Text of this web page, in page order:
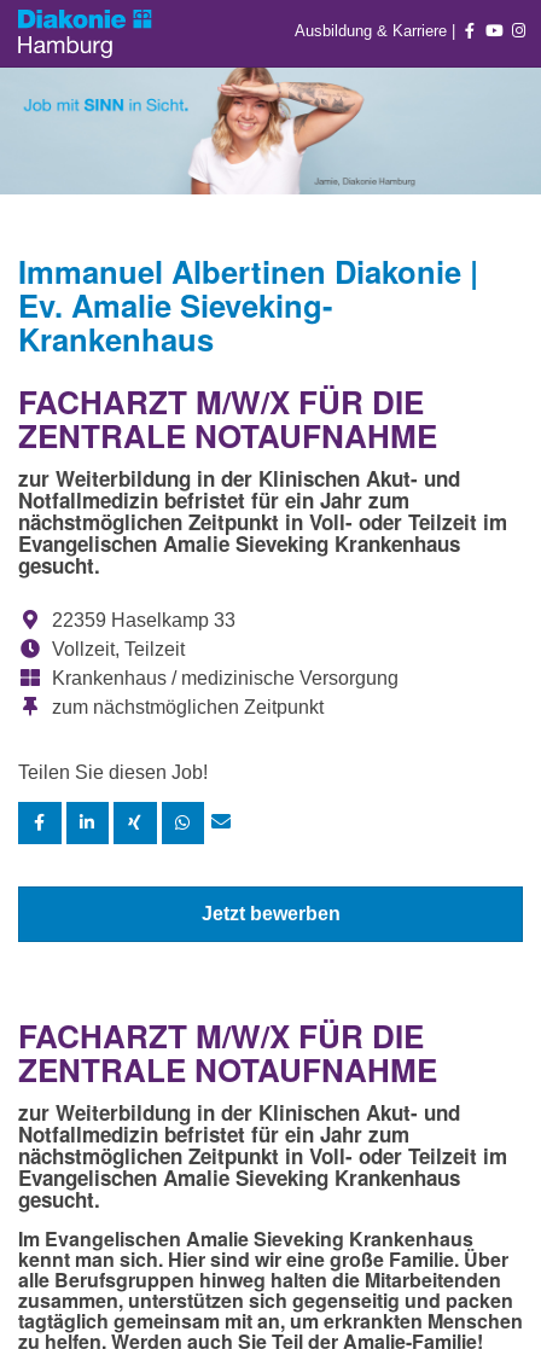
Ausbildung & Karriere |
Immanuel Albertinen Diakonie |
Ev. Amalie Sieveking-
Krankenhaus
FACHARZT M/W/X FÜR DIE
ZENTRALE NOTAUFNAHME
zur Weiterbildung in der Klinischen Akut- und
Notfallmedizin befristet für ein Jahr zum
nächstmöglichen Zeitpunkt in Voll- oder Teilzeit im
Evangelischen Amalie Sieveking Krankenhaus
gesucht.
22359 Haselkamp 33
Vollzeit, Teilzeit
Krankenhaus / medizinische Versorgung
zum nächstmöglichen Zeitpunkt
Teilen Sie diesen Job!
Jetzt bewerben
FACHARZT M/W/X FÜR DIE
ZENTRALE NOTAUFNAHME
zur Weiterbildung in der Klinischen Akut- und
Notfallmedizin befristet für ein Jahr zum
nächstmöglichen Zeitpunkt in Voll- oder Teilzeit im
Evangelischen Amalie Sieveking Krankenhaus
gesucht.
Im Evangelischen Amalie Sieveking Krankenhaus
kennt man sich. Hier sind wir eine große Familie. Über
alle Berufsgruppen hinweg halten die Mitarbeitenden
zusammen, unterstützen sich gegenseitig und packen
tagtäglich gemeinsam mit an, um erkrankten Menschen
zu helfen. Werden auch Sie Teil der Amalie-Familie!